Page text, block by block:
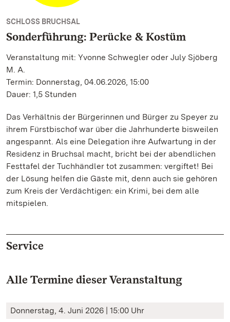
SCHLOSS BRUCHSAL
Sonderführung: Perücke & Kostüm
Veranstaltung mit: Yvonne Schwegler oder July Sjöberg
M. A.
Termin: Donnerstag, 04.06.2026, 15:00
Dauer: 1,5 Stunden
Das Verhältnis der Bürgerinnen und Bürger zu Speyer zu
ihrem Fürstbischof war über die Jahrhunderte bisweilen
angespannt. Als eine Delegation ihre Aufwartung in der
Residenz in Bruchsal macht, bricht bei der abendlichen
Festtafel der Tuchhändler tot zusammen: vergiftet! Bei
der Lösung helfen die Gäste mit, denn auch sie gehören
zum Kreis der Verdächtigen: ein Krimi, bei dem alle
mitspielen.
Service
Alle Termine dieser Veranstaltung
Donnerstag, 4. Juni 2026 | 15:00 Uhr